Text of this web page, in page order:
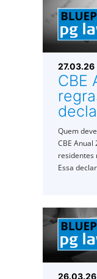
27.03.26
CBE
Quem
CBE
residentes
Essa
26.03.26